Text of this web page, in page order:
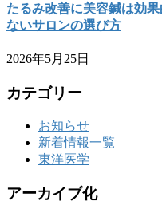
たるみ改善に美容鍼は効
ないサロンの選び方
2026年5月25日
カテゴリー
お知らせ
新着情報一覧
東洋医学
アーカイブ化